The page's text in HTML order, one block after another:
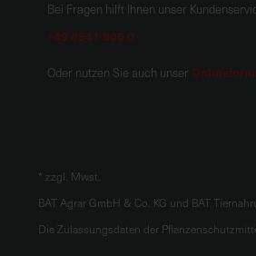
Bei Fragen hilft Ihnen unser
+49 4541 806 0
Oder nutzen Sie auch unser
* zzgl. Mwst.
BAT Agrar GmbH & Co. KG und BAT
Die Zulassungsdaten der